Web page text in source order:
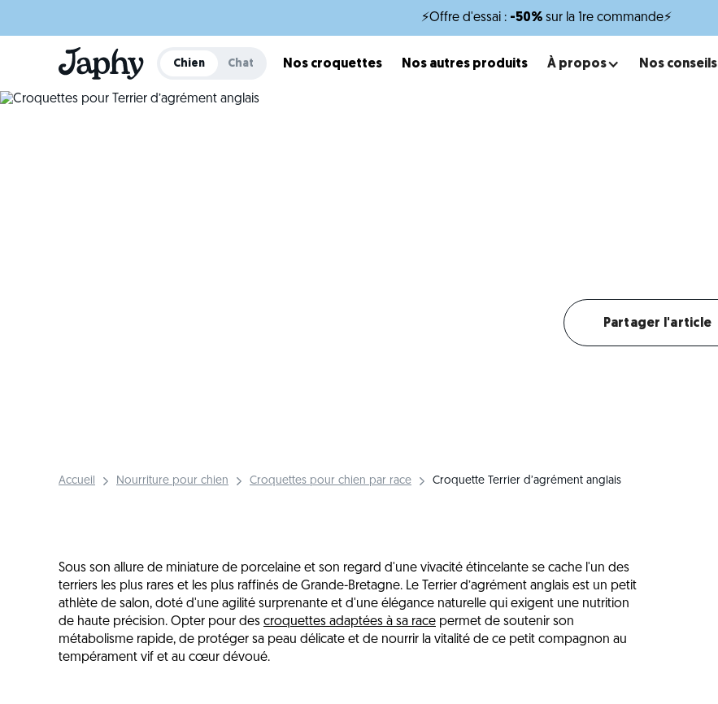
⚡Offre d'essai : -50% sur la 1re commande⚡
Chien Chat Nos croquettes Nos autres produits À propos Nos conseils
Partager l'article
Accueil Nourriture pour chien Croquettes pour chien par race Croquette Terrier d’agrément anglais
Sous son allure de miniature de porcelaine et son regard d'une vivacité étincelante se cache l'un des
terriers les plus rares et les plus raffinés de Grande-Bretagne. Le Terrier d’agrément anglais est un petit
athlète de salon, doté d'une agilité surprenante et d'une élégance naturelle qui exigent une nutrition
de haute précision. Opter pour des croquettes adaptées à sa race permet de soutenir son
métabolisme rapide, de protéger sa peau délicate et de nourrir la vitalité de ce petit compagnon au
tempérament vif et au cœur dévoué.